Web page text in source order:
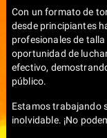
Con un formato de
desde principiantes
profesionales de
oportunidad de
efectivo,
público.
Estamos trabajando
inolvidable. ¡No